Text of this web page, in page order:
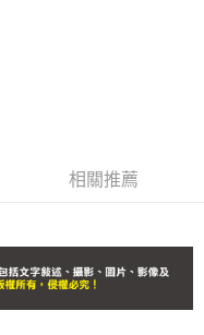
相關推薦